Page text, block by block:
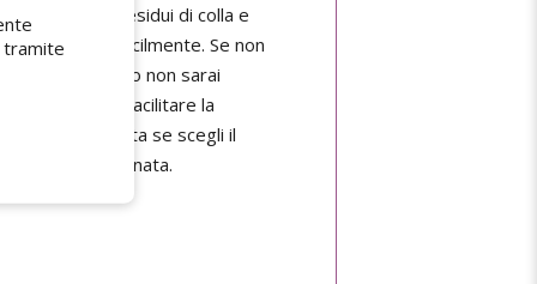
sui residui di colla e
via facilmente. Se non
fino a quando non sarai
di colla e facilitare la
che è consigliata se scegli il
la colla più ostinata.
tramite